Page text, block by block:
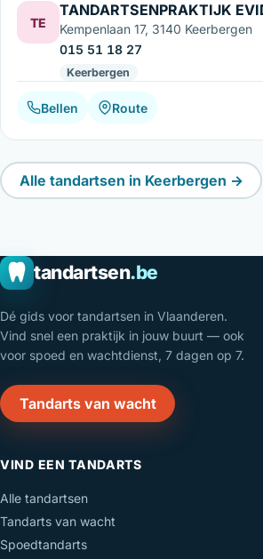
TE
TANDARTSENPRAKTIJK
Kempenlaan 17, 3140 Keerbergen
015 51 18 27
Keerbergen
Bellen Route
Alle tandartsen in Keerbergen →
tandartsen.be
Dé gids voor tandartsen in Vlaanderen.
Vind snel een praktijk in jouw buurt — ook
voor spoed en wachtdienst, 7 dagen op 7.
Tandarts van wacht
VIND EEN TANDARTS
Alle tandartsen
Tandarts van wacht
Spoedtandarts